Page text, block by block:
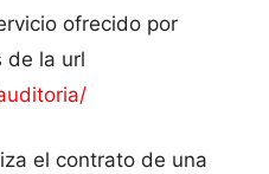
ofrecido por
de la url
el contrato de una